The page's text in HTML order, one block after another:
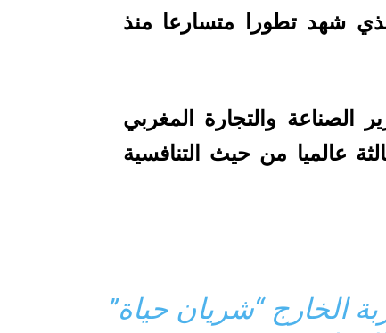
شهد تطورا متسارعا منذ
الصناعة والتجارة المغربي
عالميا من حيث التنافسية
الخارج “شريان حياة”